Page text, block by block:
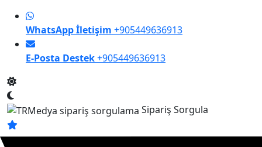
WhatsApp İletişim +905449636913
E-Posta Destek+905449636913
Sipariş Sorgula